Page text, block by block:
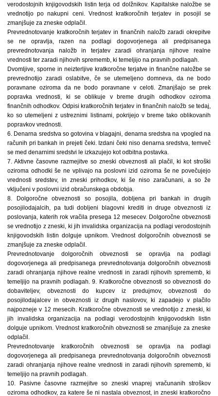
verodostojnih knjigovodskih listin terja od dolžnikov. Kapitalske naložbe se
vrednotijo po nakupni ceni. Vrednost kratkoročnih terjatev in posojil se
zmanjšuje za zneske odplačil.
Prevrednotovanje kratkoročnih terjatev in finančnih naložb zaradi okrepitve
se ne opravlja, razen na podlagi dogovorjenega ali predpisanega
prevrednotovanja naložb in terjatev zaradi ohranjanja njihove realne
vrednosti ter zaradi njihovih sprememb, ki temeljijo na pravnih podlagah.
Dvomljive, sporne in neizterljive kratkoročne terjatve in finančne naložbe se
prevrednotijo zaradi oslabitve, če se utemeljeno domneva, da ne bodo
poravnane oziroma da ne bodo poravnane v celoti. Zmanjšajo se prek
popravka vrednosti, ki se oblikuje v breme drugih odhodkov oziroma
finančnih odhodkov. Odpisi kratkoročnih terjatev in finančnih naložb se tedaj,
ko so utemeljeni z ustreznimi listinami, pokrijejo v breme tako oblikovanih
popravkov vrednosti.
6. Denarna sredstva so gotovina v blagajni, denarna sredstva na vpogled na
računih pri bankah in prejeti čeki. Izdani čeki niso denarna sredstva, temveč
se med denarnimi sredstvi le izkazujejo kot odbitna postavka.
7. Aktivne časovne razmejitve so zneski obveznosti ali plačil, ki kot stroški
oziroma odhodki še ne vplivajo na poslovni izid oziroma še ne povečujejo
vrednosti sredstev, in zneski prihodkov, ki še niso zaračunani, a so že
vključeni v poslovni izid obračunskega obdobja.
8. Dolgoročne obveznosti so posojila, dobljena pri bankah in drugih
posojilodajalcih, pa tudi dobljeni blagovni krediti in druge obveznosti iz
poslovanja, katerih rok vračila presega 12 mesecev. Dolgoročne obveznosti
se vrednotijo z zneski, ki jih invalidska organizacija na podlagi verodostojnih
knjigovodskih listin dolguje upnikom. Vrednost dolgoročnih obveznosti se
zmanjšuje za zneske odplačil.
Prevrednotovanje dolgoročnih obveznosti se opravlja na podlagi
dogovorjenega ali predpisanega prevrednotovanja dolgoročnih obveznosti
zaradi ohranjanja njihove realne vrednosti in zaradi njihovih sprememb, ki
temeljijo na pravnih podlagah. 9. Kratkoročne obveznosti so obveznosti do
dobaviteljev, obveznosti do kupcev iz predujmov, obveznosti do
posojilodajalcev in obveznosti iz drugih naslovov, ki zapadejo v plačilo
najpozneje v 12 mesecih. Kratkoročne obveznosti se vrednotijo z zneski, ki
jih invalidska organizacija na podlagi verodostojnih knjigovodskih listin
dolguje upnikom. Vrednost kratkoročnih obveznosti se zmanjšuje za zneske
odplačil.
Prevrednotovanje kratkoročnih obveznosti se opravlja na podlagi
dogovorjenega ali predpisanega prevrednotovanja dolgoročnih obveznosti
zaradi ohranjanja njihove realne vrednosti in zaradi njihovih sprememb, ki
temeljijo na pravnih podlagah.
10. Pasivne časovne razmejitve so zneski vnaprej vračunanih stroškov
oziroma odhodkov, za katere še ni nastala obveznost, in zneski kratkoročno